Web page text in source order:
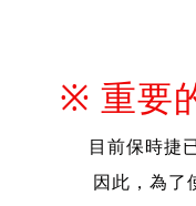
※ 重要
目前保時捷
因此，為了使